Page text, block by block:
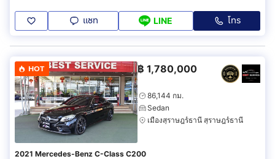
แชท LINE โทร
HOT ฿ 1,780,000
86,144 กม.
Sedan
เมืองสุราษฎร์ธานี สุราษฎร์ธานี
2021 Mercedes-Benz C-Class C200